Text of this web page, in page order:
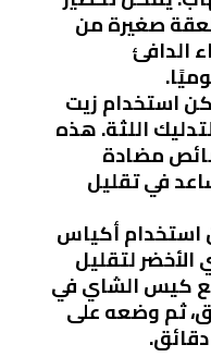
صغيرة من
الدافئ
استخدام زيت
اللثة. هذه
مضادة
في تقليل
استخدام أكياس
لتقليل
كيس الشاي في
لمدة 5 دقائق، ثم وضعه على